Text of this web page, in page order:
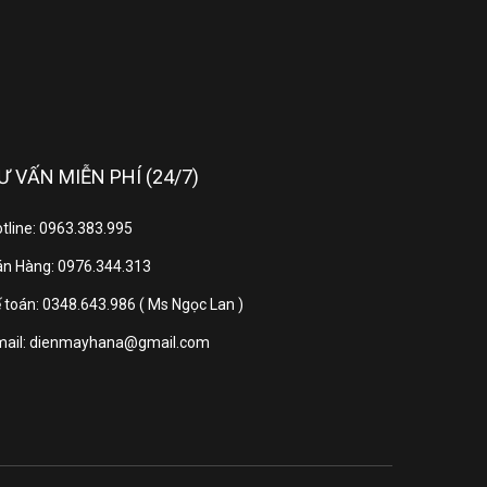
hiển thị
VẤN MIỄN PHÍ (24/7)
0963.383.995
Hàng: 0976.344.313
toán: 0348.643.986 ( Ms Ngọc Lan )
dienmayhana@gmail.com